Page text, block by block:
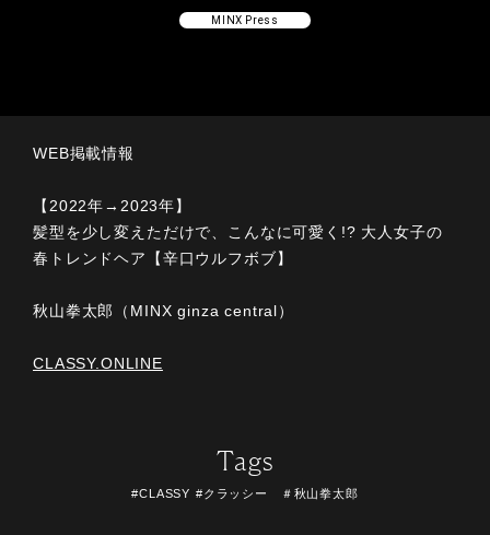
MINX Press
WEB掲載情報
【2022年→2023年】
髪型を少し変えただけで、こんなに可愛く!? 大人女子の
春トレンドヘア【辛口ウルフボブ】
秋山拳太郎（MINX ginza central）
CLASSY.ONLINE
Tags
#CLASSY #クラッシー ＃秋山拳太郎